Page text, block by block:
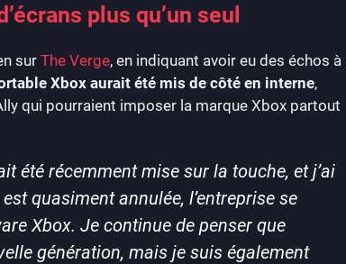
plus qu’un seul
sur The Verge, en indiquant avoir eu des échos à
Xbox aurait été mis de côté en interne,
qui pourraient imposer la marque Xbox partout
été récemment mise sur la touche, et j’ai
quasiment annulée, l’entreprise se
Xbox. Je continue de penser que
génération, mais je suis également